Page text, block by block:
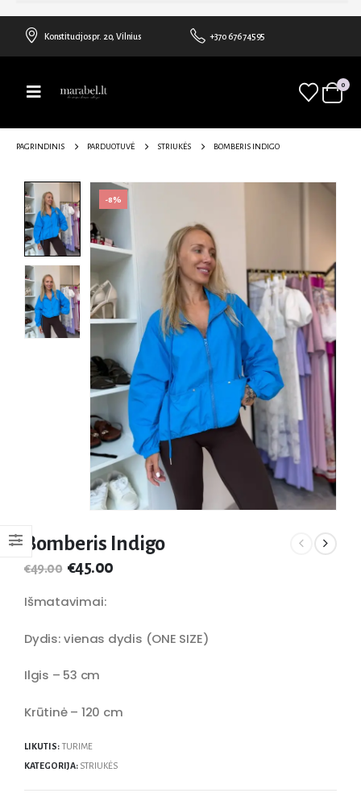
Konstitucijos pr. 20, Vilnius +370 676 74595
0
PAGRINDINIS PARDUOTUVĖ STRIUKĖS BOMBERIS INDIGO
-8%
Bomberis Indigo
€49.00 €45.00
Išmatavimai:
Dydis: vienas dydis (ONE SIZE)
Ilgis – 53 cm
Krūtinė – 120 cm
LIKUTIS: TURIME
KATEGORIJA: STRIUKĖS